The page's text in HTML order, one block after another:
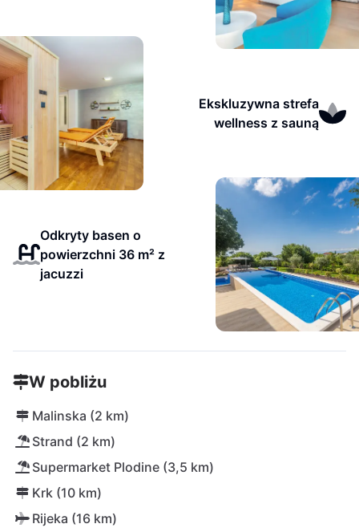
Ekskluzywna strefa
wellness z sauną
Odkryty basen o
powierzchni 36 m² z
jacuzzi
W pobliżu
Malinska (2 km)
Strand (2 km)
Supermarket Plodine (3,5 km)
Krk (10 km)
Rijeka (16 km)